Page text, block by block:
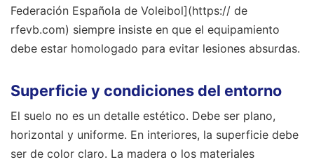
Federación Española de Voleibol](https:// de
rfevb.com) siempre insiste en que el equipamiento
debe estar homologado para evitar lesiones absurdas.
Superficie y condiciones del entorno
El suelo no es un detalle estético. Debe ser plano,
horizontal y uniforme. En interiores, la superficie debe
ser de color claro. La madera o los materiales